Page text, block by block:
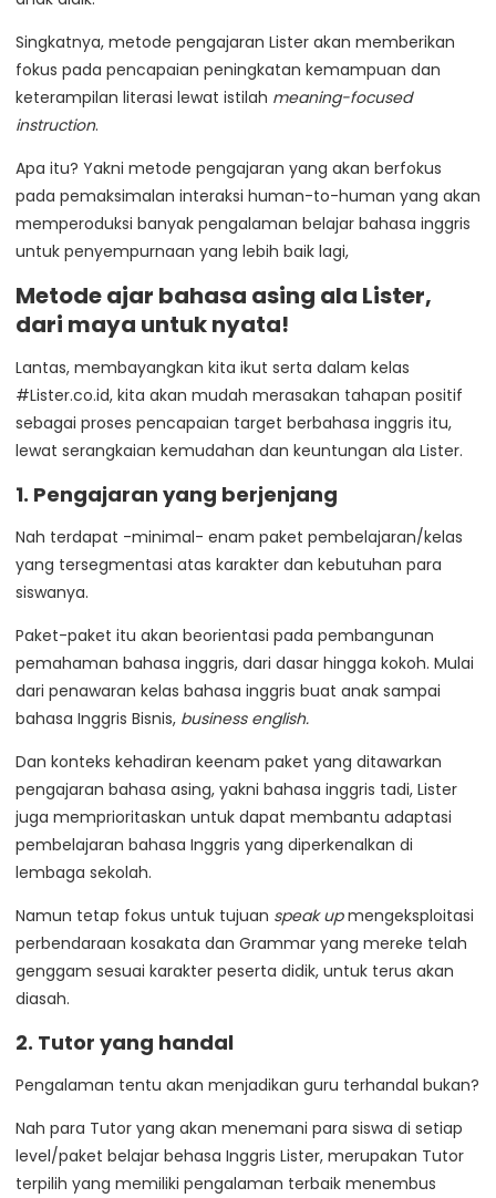
Singkatnya, metode pengajaran Lister akan memberikan
fokus pada pencapaian peningkatan kemampuan dan
keterampilan literasi lewat istilah meaning-focused
instruction.
Apa itu? Yakni metode pengajaran yang akan berfokus
pada pemaksimalan interaksi human-to-human yang akan
memperoduksi banyak pengalaman belajar bahasa inggris
untuk penyempurnaan yang lebih baik lagi,
Metode ajar bahasa asing ala Lister,
dari maya untuk nyata!
Lantas, membayangkan kita ikut serta dalam kelas
#Lister.co.id, kita akan mudah merasakan tahapan positif
sebagai proses pencapaian target berbahasa inggris itu,
lewat serangkaian kemudahan dan keuntungan ala Lister.
1. Pengajaran yang berjenjang
Nah terdapat -minimal- enam paket pembelajaran/kelas
yang tersegmentasi atas karakter dan kebutuhan para
siswanya.
Paket-paket itu akan beorientasi pada pembangunan
pemahaman bahasa inggris, dari dasar hingga kokoh. Mulai
dari penawaran kelas bahasa inggris buat anak sampai
bahasa Inggris Bisnis, business english.
Dan konteks kehadiran keenam paket yang ditawarkan
pengajaran bahasa asing, yakni bahasa inggris tadi, Lister
juga memprioritaskan untuk dapat membantu adaptasi
pembelajaran bahasa Inggris yang diperkenalkan di
lembaga sekolah.
Namun tetap fokus untuk tujuan speak upmengeksploitasi
perbendaraan kosakata dan Grammar yang mereke telah
genggam sesuai karakter peserta didik, untuk terus akan
diasah.
2. Tutor yang handal
Pengalaman tentu akan menjadikan guru terhandal bukan?
Nah para Tutor yang akan menemani para siswa di setiap
level/paket belajar behasa Inggris Lister, merupakan Tutor
terpilih yang memiliki pengalaman terbaik menembus